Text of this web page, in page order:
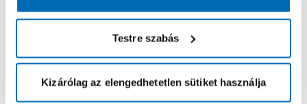
Testre szabás
Kizárólag az elengedhetetlen sütiket használja